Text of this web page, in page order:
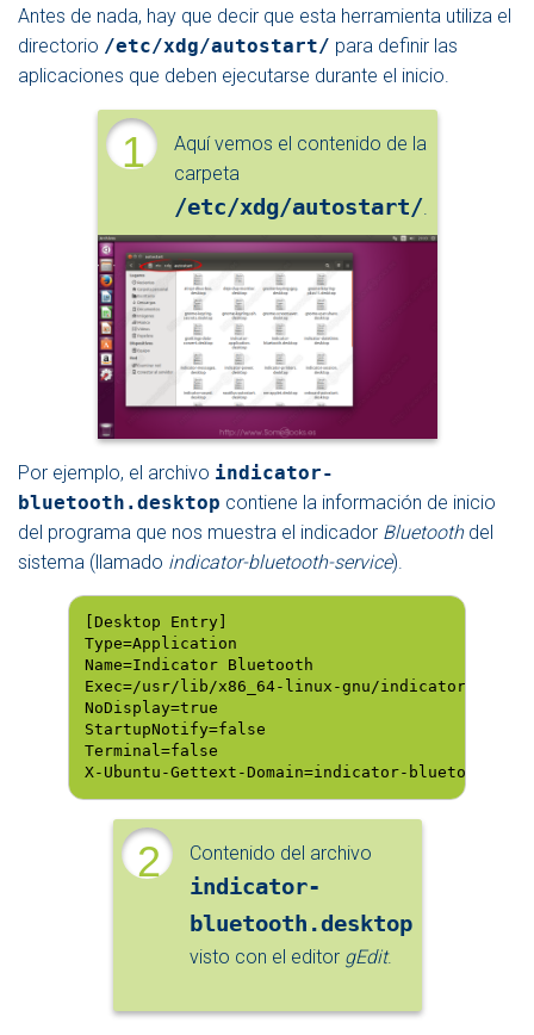
Antes de nada, hay que decir que esta herramienta utiliza el
directorio /etc/xdg/autostart/ para definir las
aplicaciones que deben ejecutarse durante el inicio.
1
Aquí vemos el contenido de la
carpeta
/etc/xdg/autostart/
Por ejemplo, el archivo indicator-
bluetooth.desktop contiene la información de inicio
del programa que nos muestra el indicador Bluetoothdel
sistema (llamado indicator-bluetooth-service).
[Desktop Entry]
Type=Application
Name=Indicator Bluetooth
Exec=/usr/lib/x86_64-linux-gnu/indicator-
NoDisplay=true
StartupNotify=false
Terminal=false
X-Ubuntu-Gettext-Domain=indicator-bluetooth
2 Contenido del archivo
indicator-
bluetooth.desktop
visto con el editor gEdit.